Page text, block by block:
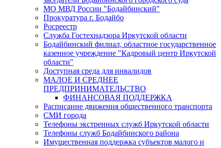
МО МВД России "Бодайбинский"
Прокуратура г. Бодайбо
Росреестр
Служба Гостехнадзора Иркутской области
Бодайбинский филиал, областное государственное
казенное учреждение "Кадровый центр Иркутской
области"
Доступная среда для инвалидов
МАЛОЕ И СРЕДНЕЕ
ПРЕДПРИНИМАТЕЛЬСТВО
ФИНАНСОВАЯ ПОДДЕРЖКА
Расписание движения общественного транспорта
СМИ города
Телефоны экстренных служб Иркутской области
Телефоны служб Бодайбинского района
Имущественная поддержка субъектов малого и